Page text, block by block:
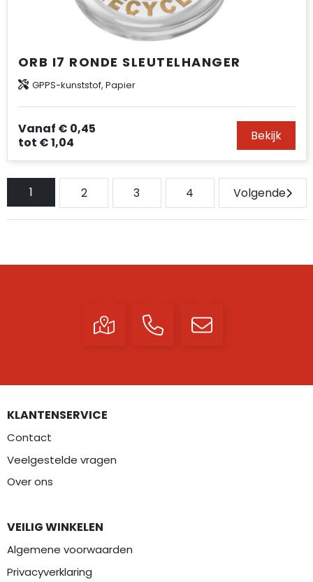
ORB I7 RONDE SLEUTELHANGER
GPPS-kunststof, Papier
Vanaf € 0,45
tot € 1,04 Bekijk
1 2 3 4 Volgende
KLANTENSERVICE
Contact
Veelgestelde vragen
Over ons
VEILIG WINKELEN
Algemene voorwaarden
Privacyverklaring